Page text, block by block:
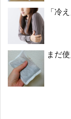
「冷
まだ